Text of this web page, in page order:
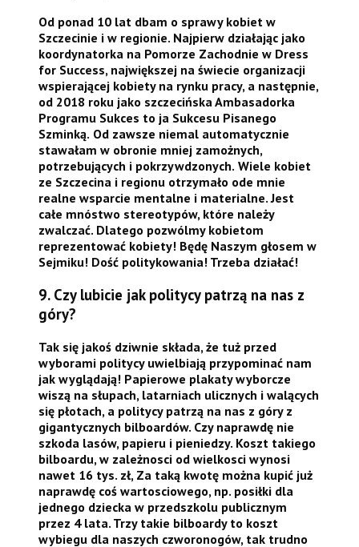
Od ponad 10 lat dbam o sprawy kobiet w
Szczecinie i w regionie. Najpierw działając jako
koordynatorka na Pomorze Zachodnie w Dress
for Success, największej na świecie organizacji
wspierającej kobiety na rynku pracy, a następnie,
od 2018 roku jako szczecińska Ambasadorka
Programu Sukces to ja Sukcesu Pisanego
Szminką. Od zawsze niemal automatycznie
stawałam w obronie mniej zamożnych,
potrzebujących i pokrzywdzonych. Wiele kobiet
ze Szczecina i regionu otrzymało ode mnie
realne wsparcie mentalne i materialne. Jest
całe mnóstwo stereotypów, które należy
zwalczać. Dlatego pozwólmy kobietom
reprezentować kobiety! Będę Naszym głosem w
Sejmiku! Dość politykowania! Trzeba działać!
9. Czy lubicie jak politycy patrzą na nas z
góry?
Tak się jakoś dziwnie składa, że tuż przed
wyborami politycy uwielbiają przypominać nam
jak wyglądają! Papierowe plakaty wyborcze
wiszą na słupach, latarniach ulicznych i walących
się płotach, a politycy patrzą na nas z góry z
gigantycznych bilboardów. Czy naprawdę nie
szkoda lasów, papieru i pieniedzy. Koszt takiego
bilboardu, w zależnosci od wielkosci wynosi
nawet 16 tys. zł, Za taką kwotę można kupić już
naprawdę coś wartosciowego, np. posiłki dla
jednego dziecka w przedszkolu publicznym
przez 4 lata. Trzy takie bilboardy to koszt
wybiegu dla naszych czworonogów, tak trudno